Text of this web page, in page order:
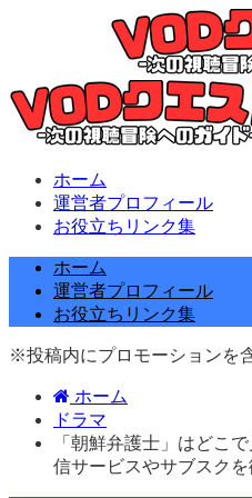
ホーム
運営者プロフィール
お役立ちリンク集
ホーム
運営者プロフィール
お役立ちリンク集
※投稿内にプロモーションを
ホーム
ドラマ
「朝鮮弁護士」はどこ
信サービスやサブスクを